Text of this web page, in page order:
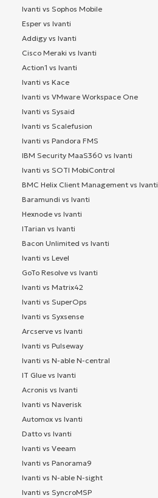
Ivanti vs Sophos Mobile
Esper vs Ivanti
Addigy vs Ivanti
Cisco Meraki vs Ivanti
Action1 vs Ivanti
Ivanti vs Kace
Ivanti vs VMware Workspace One
Ivanti vs Sysaid
Ivanti vs Scalefusion
Ivanti vs Pandora FMS
IBM Security MaaS360 vs Ivanti
Ivanti vs SOTI MobiControl
BMC Helix Client Management vs Ivanti
Baramundi vs Ivanti
Hexnode vs Ivanti
ITarian vs Ivanti
Bacon Unlimited vs Ivanti
Ivanti vs Level
GoTo Resolve vs Ivanti
Ivanti vs Matrix42
Ivanti vs SuperOps
Ivanti vs Syxsense
Arcserve vs Ivanti
Ivanti vs Pulseway
Ivanti vs N-able N-central
IT Glue vs Ivanti
Acronis vs Ivanti
Ivanti vs Naverisk
Automox vs Ivanti
Datto vs Ivanti
Ivanti vs Veeam
Ivanti vs Panorama9
Ivanti vs N-able N-sight
Ivanti vs SyncroMSP